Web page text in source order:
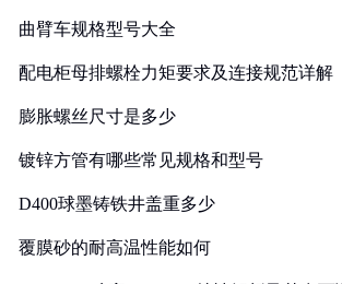
曲臂车规格型号大全
配电柜母排螺栓力矩要求及连接规范详解
膨胀螺丝尺寸是多少
镀锌方管有哪些常见规格和型号
D400球墨铸铁井盖重多少
覆膜砂的耐高温性能如何